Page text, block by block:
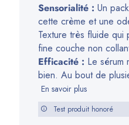
Sensorialité : Un
cette crème et une
Texture très fluide
fine couche non
Efficacité : Le sérum
bien. Au bout de
En savoir plus
Test produit honoré